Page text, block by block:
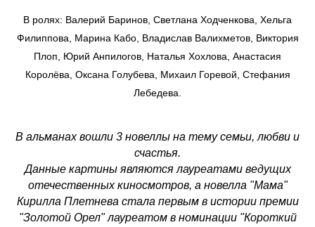
В ролях: Валерий Баринов, Светлана Ходченкова, Хельга
Филиппова, Марина Кабо, Владислав Валихметов, Виктория
Плоп, Юрий Анпилогов, Наталья Хохлова, Анастасия
Королёва, Оксана Голубева, Михаил Горевой, Стефания
Лебедева.
В альманах вошли 3 новеллы на тему семьи, любви и
счастья.
Данные картины являются лауреатами ведущих
отечественных киносмотров, а новелла "Мама"
Кирилла Плетнева стала первым в истории премии
"Золотой Орел" лауреатом в номинации "Короткий